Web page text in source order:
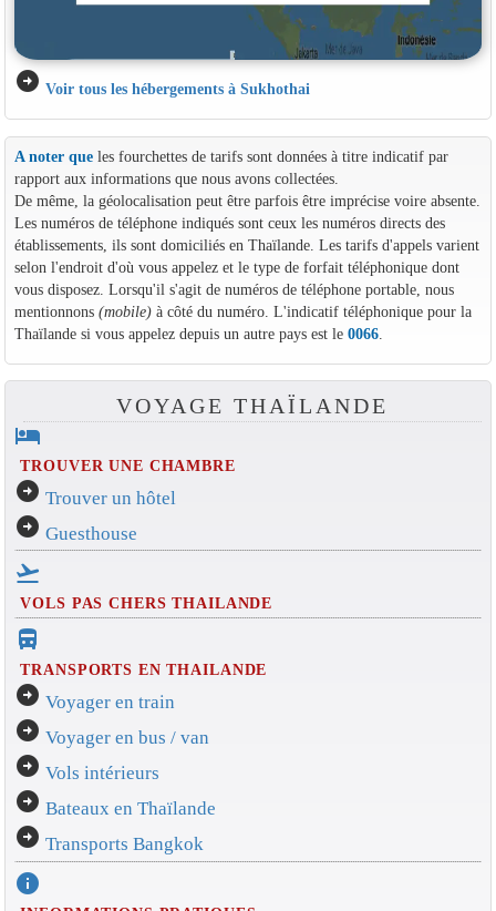
arrow_circle_right Voir tous les hébergements à Sukhothai
A noter queles fourchettes de tarifs sont données à titre indicatif par
rapport aux informations que nous avons collectées.
De même, la géolocalisation peut être parfois être imprécise voire absente.
Les numéros de téléphone indiqués sont ceux les numéros directs des
établissements, ils sont domiciliés en Thaïlande. Les tarifs d'appels varient
selon l'endroit d'où vous appelez et le type de forfait téléphonique dont
vous disposez. Lorsqu'il s'agit de numéros de téléphone portable, nous
mentionnons (mobile)à côté du numéro. L'indicatif téléphonique pour la
Thaïlande si vous appelez depuis un autre pays est le 0066.
VOYAGE THAÏLANDE
hotel
TROUVER UNE CHAMBRE
arrow_circle_right Trouver un hôtel
arrow_circle_right Guesthouse
flight_takeoff
VOLS PAS CHERS THAILANDE
directions_bus_filled
TRANSPORTS EN THAILANDE
arrow_circle_right Voyager en train
arrow_circle_right Voyager en bus / van
arrow_circle_right Vols intérieurs
arrow_circle_right Bateaux en Thaïlande
arrow_circle_right Transports Bangkok
info